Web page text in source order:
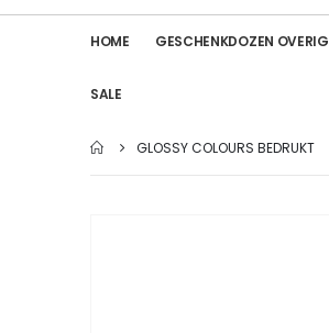
HOME GESCHENKDOZEN OVERIG
SALE
GLOSSY COLOURS BEDRUKT